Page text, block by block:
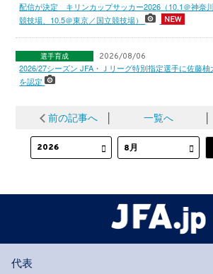
配信が決定 キリンカップサッカー2026（10.1＠神奈
競技場、10.5＠東京／国立競技場）
選手育成 2026/08/06
2026/27シーズン JFA・Ｊリーグ特別指定選手に佐藤柚
を認定
前の記事へ 一覧へ
代表